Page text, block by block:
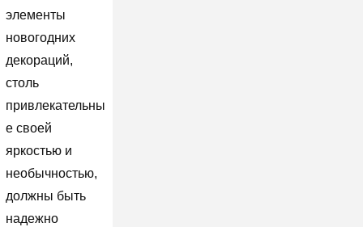
элементы
новогодних
декораций,
столь
привлекательны
е своей
яркостью и
необычностью,
должны быть
надежно